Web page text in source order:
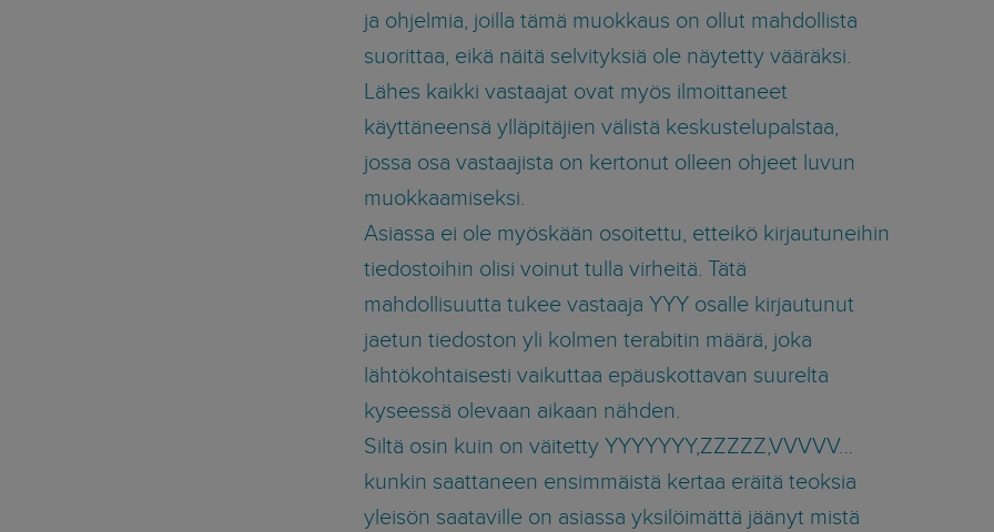
ja ohjelmia, joilla tämä muokkaus on ollut mahdollista
suorittaa, eikä näitä selvityksiä ole näytetty vääräksi.
Lähes kaikki vastaajat ovat myös ilmoittaneet
käyttäneensä ylläpitäjien välistä keskustelupalstaa,
jossa osa vastaajista on kertonut olleen ohjeet luvun
muokkaamiseksi.
Asiassa ei ole myöskään osoitettu, etteikö kirjautuneihin
tiedostoihin olisi voinut tulla virheitä. Tätä
mahdollisuutta tukee vastaaja YYY osalle kirjautunut
jaetun tiedoston yli kolmen terabitin määrä, joka
lähtökohtaisesti vaikuttaa epäuskottavan suurelta
kyseessä olevaan aikaan nähden.
Siltä osin kuin on väitetty YYYYYYY,ZZZZZ,VVVVV…
kunkin saattaneen ensimmäistä kertaa eräitä teoksia
yleisön saataville on asiassa yksilöimättä jäänyt mistä